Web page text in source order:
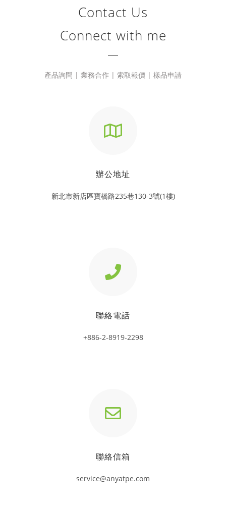
Contact Us
Connect with me
產品詢問 | 業務合作 | 索取報價 | 樣品申請
辦公地址
新北市新店區寶橋路235巷130-3號(1樓)
聯絡電話
+886-2-8919-2298
聯絡信箱
service@anyatpe.com